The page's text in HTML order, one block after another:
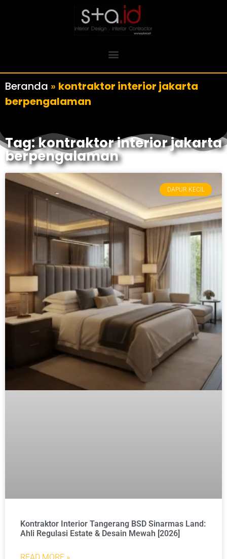
Beranda » kontraktor interior jakarta
berpengalaman
Tag: kontraktor interior jakarta
berpengalaman
DAPUR KECIL
Kontraktor Interior Tangerang BSD Sinarmas Land:
Ahli Regulasi Estate & Desain Mewah [2026]